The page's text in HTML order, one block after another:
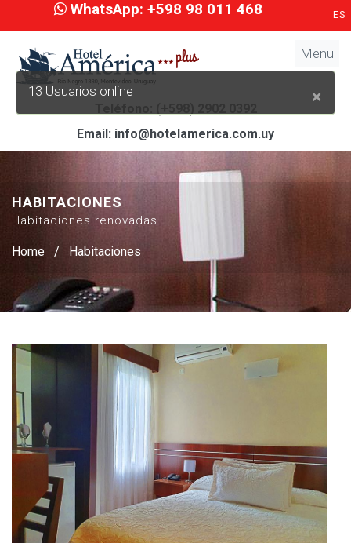
ES
WhatsApp: +598 98 011 468
Menu
Email: info@hotelamerica.com.uy
HABITACIONES
Habitaciones renovadas
Home / Habitaciones
×
13 Usuarios online